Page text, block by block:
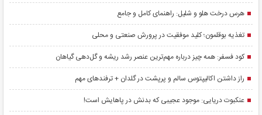
هرس درخت هلو و شلیل: راهنمای کامل و جامع
تغذیه بوقلمون؛ کلید موفقیت در پرورش صنعتی و محلی
کود فسفر: همه چیز درباره مهم‌ترین عنصر رشد ریشه و گل‌دهی گیاهان
راز داشتن اکالیپتوس سالم و پرپشت در گلدان + ترفندهای مهم
عنکبوت دریایی: موجود عجیبی که بدنش در پاهایش است!